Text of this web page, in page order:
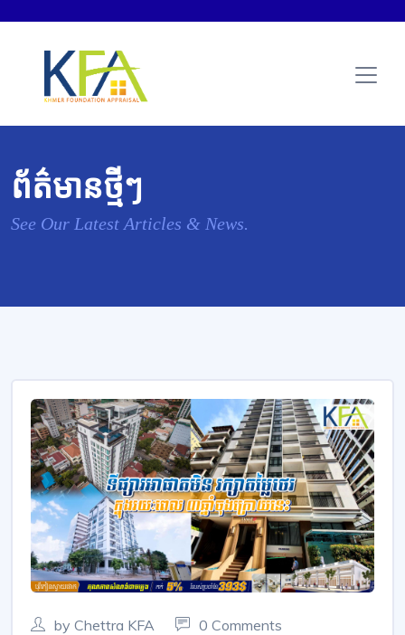
ព័ត៌មានថ្មីៗ
See Our Latest Articles & News.
by Chettra KFA 0 Comments